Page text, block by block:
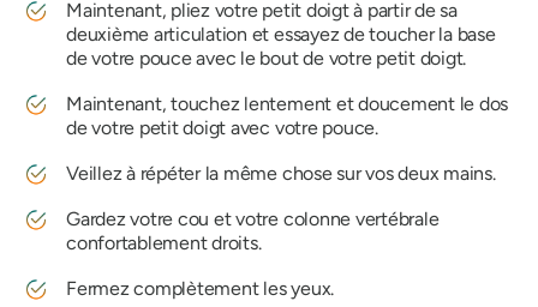
Maintenant, pliez votre petit doigt à partir de sa
deuxième articulation et essayez de toucher la base
de votre pouce avec le bout de votre petit doigt.
Maintenant, touchez lentement et doucement le dos
de votre petit doigt avec votre pouce.
Veillez à répéter la même chose sur vos deux mains.
Gardez votre cou et votre colonne vertébrale
confortablement droits.
Fermez complètement les yeux.